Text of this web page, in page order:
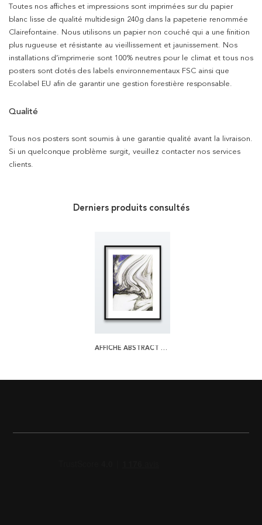
Toutes nos affiches et impressions sont imprimées sur du papier
blanc lisse de qualité multidesign 240g dans la papeterie renommée
Clairefontaine. Nous utilisons un papier non couché qui a une finition
plus rugueuse et résistante au vieillissement et jaunissement. Nos
installations d’imprimerie sont 100% neutres pour le climat et tous nos
posters sont dotés des labels environnementaux FSC ainsi que
Ecolabel EU afin de garantir une gestion forestière responsable.
Qualité
Tous nos posters sont soumis à une garantie qualité avant la livraison.
Si un quelconque problème surgit, veuillez contacter nos services
clients.
Derniers produits consultés
AFFICHE ABSTRACT MARBLE